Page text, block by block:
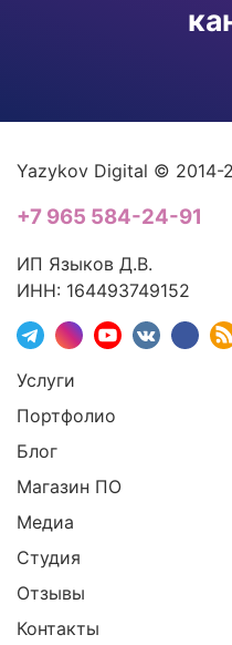
Yazykov Digital © 2014-
+7 965 584-24-91
ИП Языков Д.В.
ИНН: 164493749152
Услуги
Портфолио
Блог
Магазин ПО
Медиа
Студия
Отзывы
Контакты